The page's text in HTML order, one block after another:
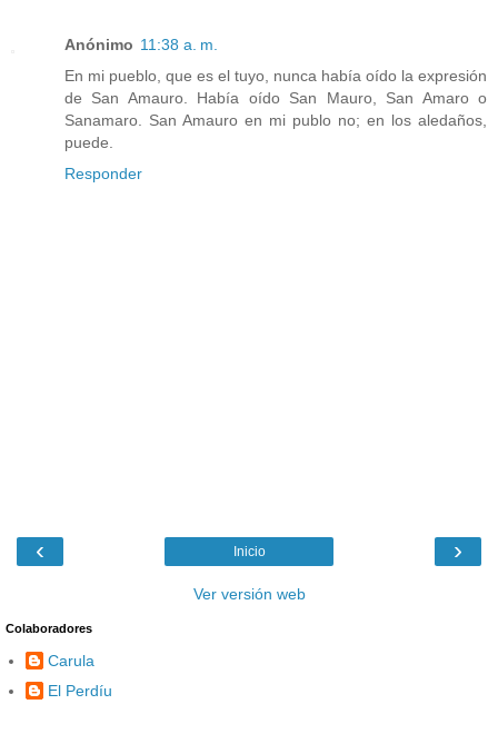
Anónimo 11:38 a. m.
En mi pueblo, que es el tuyo, nunca había oído la expresión
de San Amauro. Había oído San Mauro, San Amaro o
Sanamaro. San Amauro en mi publo no; en los aledaños,
puede.
Responder
‹ ›
Inicio
Ver versión web
Colaboradores
Carula
El Perdíu